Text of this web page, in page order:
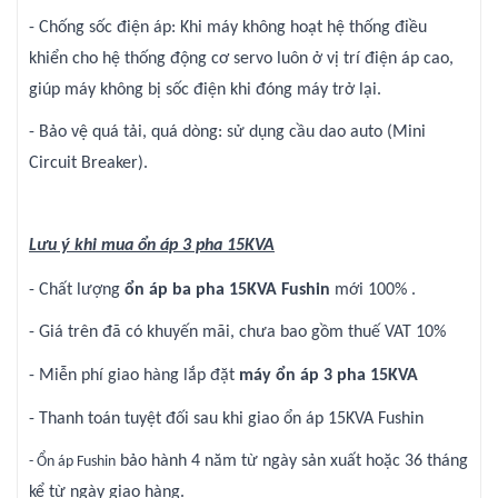
- Chống sốc điện áp: Khi máy không hoạt hệ thống điều
khiển cho hệ thống động cơ servo luôn ở vị trí điện áp cao,
giúp máy không bị sốc điện khi đóng máy trở lại.
- Bảo vệ quá tải, quá dòng: sử dụng cầu dao auto (Mini
Circuit Breaker).
Lưu ý khi mua ổn áp 3 pha 15KVA
- Chất lượng ổn áp ba pha 15KVA Fushin mới 100% .
- Giá trên đã có khuyến mãi, chưa bao gồm thuế VAT 10%
- Miễn phí giao hàng lắp đặt máy ổn áp 3 pha 15KVA
- Thanh toán tuyệt đối sau khi giao ổn áp 15KVA Fushin
- Ổn áp Fushin bảo hành 4 năm từ ngày sản xuất hoặc 36 tháng
kể từ ngày giao hàng.